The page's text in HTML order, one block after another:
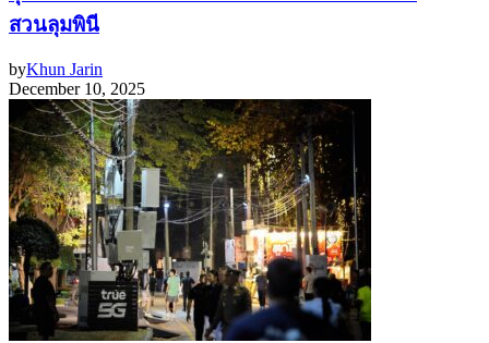
สวนลุมพินี
byKhun Jarin
December 10, 2025